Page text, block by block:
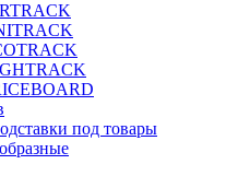
под товары